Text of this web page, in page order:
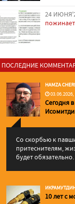
24
ПОСЛЕДНИЕ
HAMZA
03.06.2026,
Сегодня
Со скорбью к
притеснителям,
будет обязательно.
10 лет с